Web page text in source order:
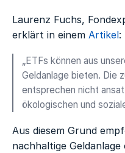
Laurenz Fuchs,
erklärt in einem Artikel:
„ETFs können aus
Geldanlage bieten. Die
entsprechen nicht
ökologischen und
Aus diesem Grund
nachhaltige